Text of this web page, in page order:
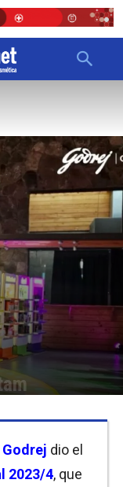
Godrej dio el
2023/4, que